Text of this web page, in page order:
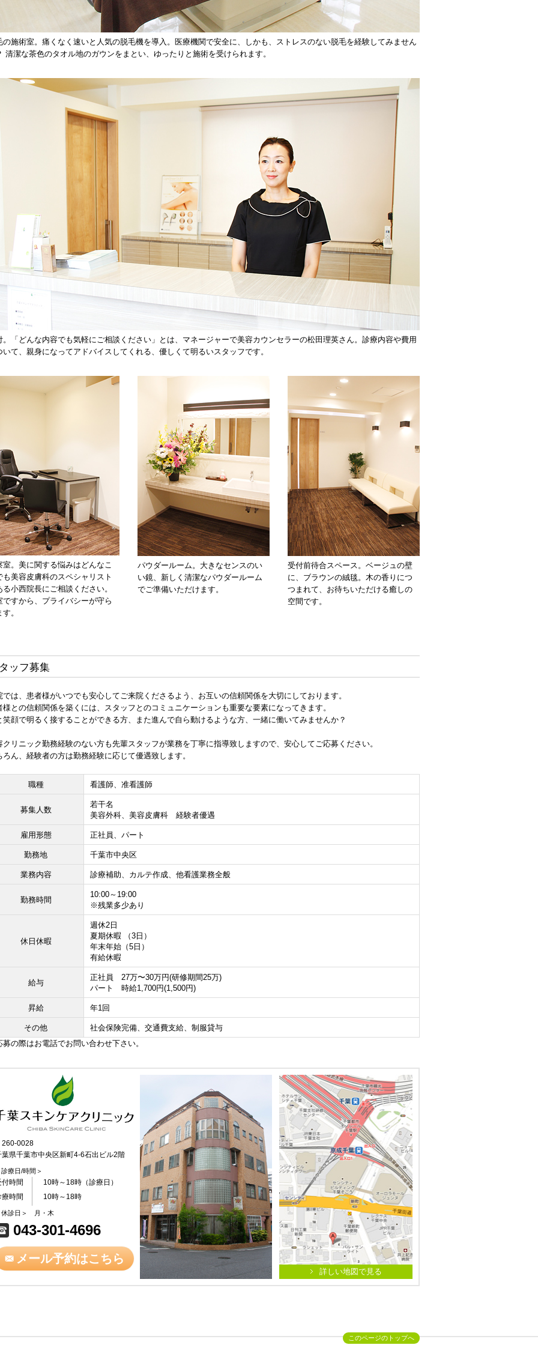
の施術室。痛くなく速いと人気の脱毛機を導入。医療機関で安全に、しかも、ストレスのない脱毛を経験してみません
清潔な茶色のタオル地のガウンをまとい、ゆったりと施術を受けられます。
。「どんな内容でも気軽にご相談ください」とは、マネージャーで美容カウンセラーの松田理英さん。診療内容や費用
いて、親身になってアドバイスしてくれる、優しくて明るいスタッフです。
室。美に関する悩みはどんなこ
も美容皮膚科のスペシャリスト
る小西院長にご相談ください。
ですから、プライバシーが守ら
。
パウダールーム。大きなセンスのい
い鏡、新しく清潔なパウダールーム
でご準備いただけます。
受付前待合スペース。ベージュの壁
に、ブラウンの絨毯。木の香りにつ
つまれて、お待ちいただける癒しの
空間です。
ッフ募集
では、患者様がいつでも安心してご来院くださるよう、お互いの信頼関係を大切にしております。
様との信頼関係を築くには、スタッフとのコミュニケーションも重要な要素になってきます。
笑顔で明るく接することができる方、また進んで自ら動けるような方、一緒に働いてみませんか？
クリニック勤務経験のない方も先輩スタッフが業務を丁寧に指導致しますので、安心してご応募ください。
ろん、経験者の方は勤務経験に応じて優遇致します。
職種 看護師、准看護師
募集人数
若干名
美容外科、美容皮膚科 経験者優遇
雇用形態 正社員、パート
勤務地 千葉市中央区
業務内容 診療補助、カルテ作成、他看護業務全般
勤務時間
10:00～19:00
※残業多少あり
休日休暇
週休2日
夏期休暇 （3日）
年末年始（5日）
有給休暇
給与
正社員 27万〜30万円(研修期間25万)
パート 時給1,700円(1,500円)
昇給 年1回
その他
社会保険完備、交通費支給、制服貸与
募の際はお電話でお問い合わせ下さい。
260-0028
葉県千葉市中央区新町4-6石出ビル2階
療日/時間＞
付時間
10時～18時（診療日）
療時間
10時～18時
休診日＞ 月・木
043-301-4696
メール予約はこちら
詳しい地図で見る
このページのトップへ